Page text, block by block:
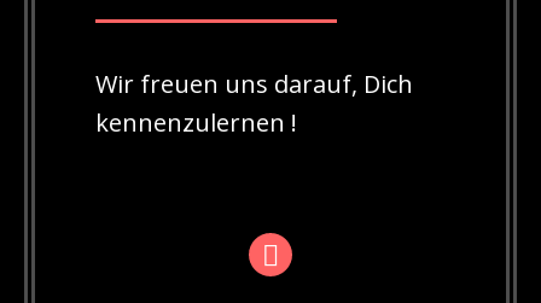
Wir freuen uns darauf, Dich
kennenzulernen !